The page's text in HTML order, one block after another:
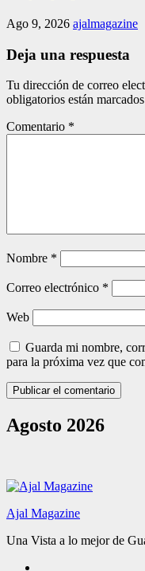
Ago 9, 2026 ajalmagazine
Deja una respuesta
Tu dirección de correo
obligatorios están
Comentario *
Nombre *
Correo electrónico *
Web
Guarda mi nombre,
para la próxima vez que
Agosto 2026
Ajal Magazine
Una Vista a lo mejor de